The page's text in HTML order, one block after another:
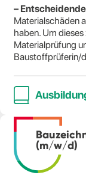
–
Materialschäden
haben. Um
Materialprüfung
Baustoffprüferin/
(m/w/d)